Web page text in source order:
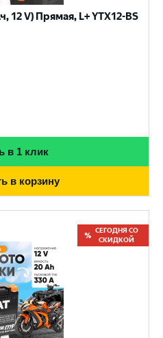
12 V) Прямая, L+ YTX12-BS
в 1 клик
в корзину
СЕГОДНЯ СО
СКИДКОЙ